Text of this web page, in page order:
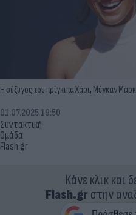
Η σύζυγος του πρίγκιπα Χάρι, Μέγκαν
Συντακτική
Ομάδα
Flash.gr
01.07.2025 19:50
Κάνε κλικ και
Flash.grστην